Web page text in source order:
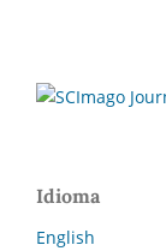
Idioma
English